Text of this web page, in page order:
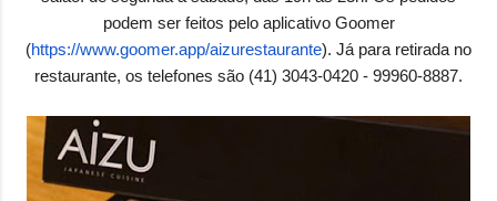
podem ser feitos pelo aplicativo Goomer
(https://www.goomer.app/aizurestaurante). Já para retirada no
restaurante, os telefones são (41) 3043-0420 - 99960-8887.